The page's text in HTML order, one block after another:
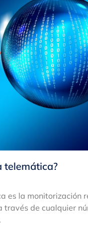
telemática?
es la monitorización
través de cualquier